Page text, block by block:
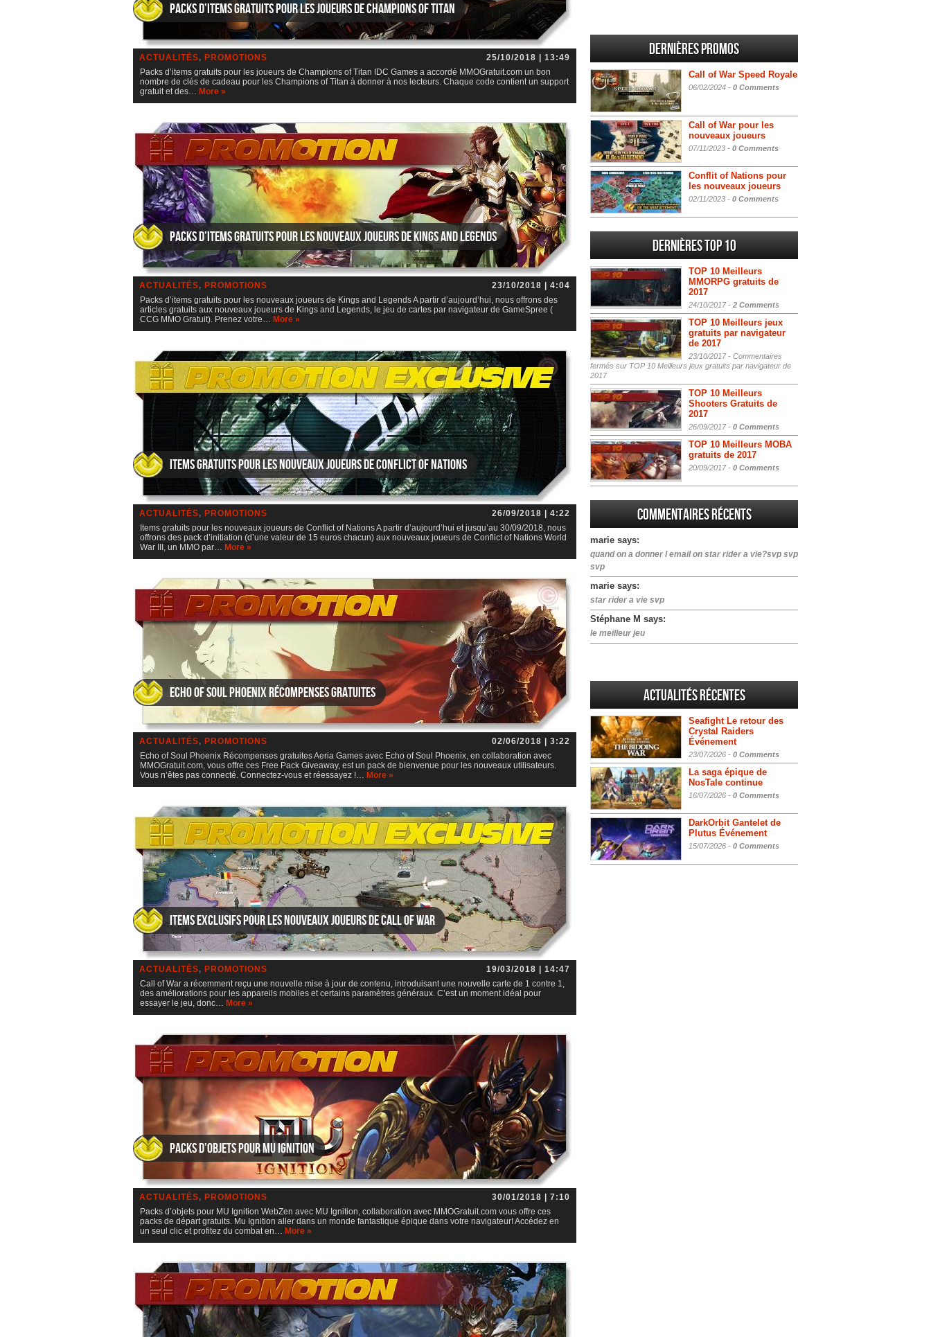
Packs d’items gratuits pour les joueurs de Champions of Titan
ACTUALITÉS, PROMOTIONS
25/10/2018 | 13:49
Packs d’items gratuits pour les joueurs de Champions of Titan IDC Games a accordé MMOGratuit.com un bon
nombre de clés de cadeau pour les Champions of Titan à donner à nos lecteurs. Chaque code contient un support
gratuit et des… More »
Packs d’items gratuits pour les nouveaux joueurs de Kings and Legends
ACTUALITÉS, PROMOTIONS
23/10/2018 | 4:04
Packs d’items gratuits pour les nouveaux joueurs de Kings and Legends A partir d’aujourd’hui, nous offrons des
articles gratuits aux nouveaux joueurs de Kings and Legends, le jeu de cartes par navigateur de GameSpree (
CCG MMO Gratuit). Prenez votre… More »
Items gratuits pour les nouveaux joueurs de Conflict of Nations
ACTUALITÉS, PROMOTIONS
26/09/2018 | 4:22
Items gratuits pour les nouveaux joueurs de Conflict of Nations A partir d’aujourd’hui et jusqu’au 30/09/2018, nous
offrons des pack d’initiation (d’une valeur de 15 euros chacun) aux nouveaux joueurs de Conflict of Nations World
War III, un MMO par… More »
Echo of Soul Phoenix Récompenses gratuites
ACTUALITÉS, PROMOTIONS
02/06/2018 | 3:22
Echo of Soul Phoenix Récompenses gratuites Aeria Games avec Echo of Soul Phoenix, en collaboration avec
MMOGratuit.com, vous offre ces Free Pack Giveaway, est un pack de bienvenue pour les nouveaux utilisateurs.
Vous n’êtes pas connecté. Connectez-vous et réessayez !… More »
Items exclusifs pour les nouveaux joueurs de Call of War
ACTUALITÉS, PROMOTIONS
19/03/2018 | 14:47
Call of War a récemment reçu une nouvelle mise à jour de contenu, introduisant une nouvelle carte de 1 contre 1,
des améliorations pour les appareils mobiles et certains paramètres généraux. C’est un moment idéal pour
essayer le jeu, donc… More »
Packs d’objets pour MU Ignition
ACTUALITÉS, PROMOTIONS
30/01/2018 | 7:10
Packs d’objets pour MU Ignition WebZen avec MU Ignition, collaboration avec MMOGratuit.com vous offre ces
packs de départ gratuits. Mu Ignition aller dans un monde fantastique épique dans votre navigateur! Accédez en
un seul clic et profitez du combat en… More »
Dernières promos
Call of War Speed Royale
06/02/2024 - 0 Comments
Call of War pour les
nouveaux joueurs
07/11/2023 - 0 Comments
Conflit of Nations pour
les nouveaux joueurs
02/11/2023 - 0 Comments
Dernières Top 10
TOP 10 Meilleurs
MMORPG gratuits de
2017
24/10/2017 - 2 Comments
TOP 10 Meilleurs jeux
gratuits par navigateur
de 2017
23/10/2017 - Commentaires
fermés sur TOP 10 Meilleurs jeux gratuits par navigateur de
2017
TOP 10 Meilleurs
Shooters Gratuits de
2017
26/09/2017 - 0 Comments
TOP 10 Meilleurs MOBA
gratuits de 2017
20/09/2017 - 0 Comments
Commentaires récents
marie says:
quand on a donner l email on star rider a vie?svp svp
svp
marie says:
star rider a vie svp
Stéphane M says:
le meilleur jeu
Actualités Récentes
Seafight Le retour des
Crystal Raiders
Événement
23/07/2026 - 0 Comments
La saga épique de
NosTale continue
16/07/2026 - 0 Comments
DarkOrbit Gantelet de
Plutus Événement
15/07/2026 - 0 Comments